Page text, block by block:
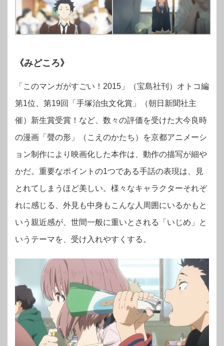
《みどころ》
「このマンガがすごい！2015」（宝島社刊）オトコ編
第1位、第19回「手塚治虫文化賞」（朝日新聞社主
催）新生賞受賞！など、数々の評価を受けた大今良時
の漫画「聲の形」（こえのかたち）を京都アニメーシ
ョン制作により映画化した本作は、動作の描写が細や
かだ。重要なポイントの1つである手話の表現は、見
とれてしまうほど美しい。様々なキャラクターそれぞ
れに感じる、外見も中身もこんな人周囲にいるかもと
いう親近感が、世間一般に重いとされる「いじめ」と
いうテーマを、受け入れやすくする。